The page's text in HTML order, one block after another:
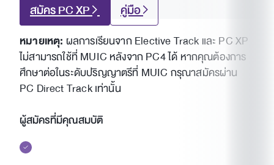
สมัคร PC XP คู่มือ
หมายเหตุ: ผลการเรียนจาก Elective Track และ PC XP
ไม่สามารถใช้ที่ MUIC หลังจาก PC4 ได้ หากคุณต้องการ
ศึกษาต่อในระดับปริญญาตรีที่ MUIC กรุณาสมัครผ่าน
PC Direct Track เท่านั้น
ผู้สมัครที่มีคุณสมบัติ